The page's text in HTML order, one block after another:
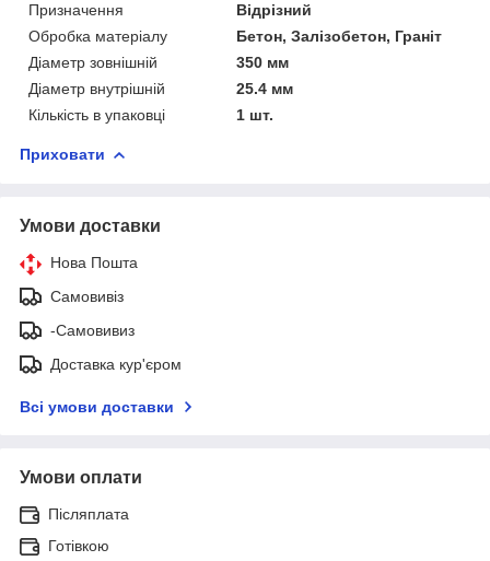
Призначення
Відрізний
Обробка матеріалу
Бетон, Залізобетон, Граніт
Діаметр зовнішній
350 мм
Діаметр внутрішній
25.4 мм
Кількість в упаковці
1 шт.
Приховати
Умови доставки
Нова Пошта
Самовивіз
-Самовивиз
Доставка кур'єром
Всі умови доставки
Умови оплати
Післяплата
Готівкою